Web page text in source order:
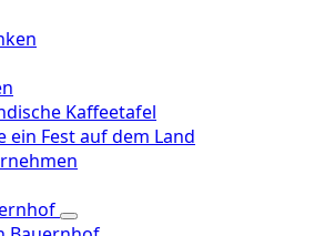
Kaffeetafel
ein Fest auf dem Land